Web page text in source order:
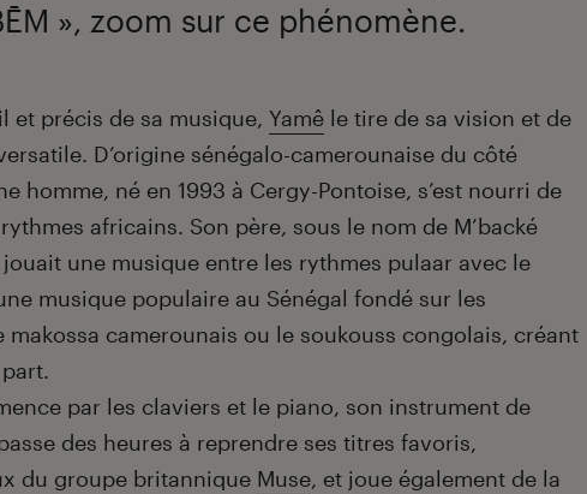
», zoom sur ce phénomène.
et précis de sa musique, Yamê le tire de sa vision et de
D’origine sénégalo-camerounaise du côté
homme, né en 1993 à Cergy-Pontoise, s’est nourri de
africains. Son père, sous le nom de M’backé
jouait une musique entre les rythmes pulaar avec le
musique populaire au Sénégal fondé sur les
makossa camerounais ou le soukouss congolais, créant
par les claviers et le piano, son instrument de
des heures à reprendre ses titres favoris,
du groupe britannique Muse, et joue également de la